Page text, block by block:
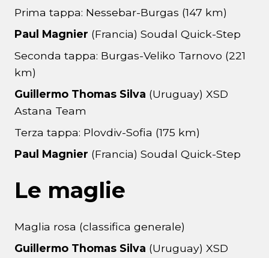
Prima tappa: Nessebar-Burgas (147 km)
Paul Magnier (Francia) Soudal Quick-Step
Seconda tappa: Burgas-Veliko Tarnovo (221
km)
Guillermo Thomas Silva (Uruguay) XSD
Astana Team
Terza tappa: Plovdiv-Sofia (175 km)
Paul Magnier (Francia) Soudal Quick-Step
Le maglie
Maglia rosa (classifica generale)
Guillermo Thomas Silva (Uruguay) XSD